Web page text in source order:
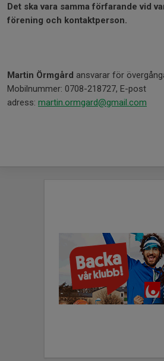
Det ska vara samma förfarande vid
förening och kontaktperson.
Martin Örmgård ansvarar för
Mobilnummer: 0708-218727, E-post
adress: martin.ormgard@gmail.com